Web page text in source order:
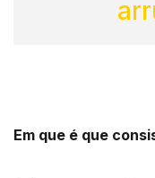
Em que é que